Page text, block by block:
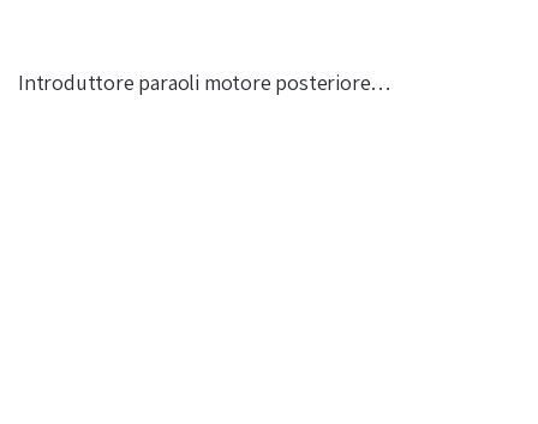
Introduttore paraoli motore posteriore…